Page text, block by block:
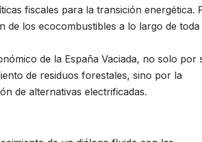
fiscales para la transición energética.
de los ecocombustibles a lo largo de toda
de la España Vaciada, no solo por
de residuos forestales, sino por la
de alternativas electrificadas.